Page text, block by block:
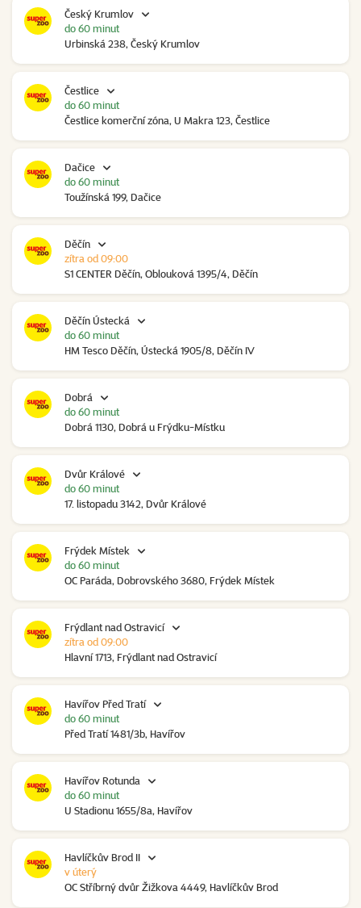
Český Krumlov
Urbinská 238, Český Krumlov
do 60 minut
Čestlice
Čestlice komerční zóna, U Makra 123, Čestlice
do 60 minut
Dačice
Toužínská 199, Dačice
do 60 minut
Děčín
S1 CENTER Děčín, Oblouková 1395/4, Děčín
zítra od 09:00
Děčín Ústecká
HM Tesco Děčín, Ústecká 1905/8, Děčín IV
do 60 minut
Dobrá
Dobrá 1130, Dobrá u Frýdku-Místku
do 60 minut
Dvůr Králové
17. listopadu 3142, Dvůr Králové
do 60 minut
Frýdek Místek
OC Paráda, Dobrovského 3680, Frýdek Místek
do 60 minut
Frýdlant nad Ostravicí
Hlavní 1713, Frýdlant nad Ostravicí
zítra od 09:00
Havířov Před Tratí
Před Tratí 1481/3b, Havířov
do 60 minut
Havířov Rotunda
U Stadionu 1655/8a, Havířov
do 60 minut
Havlíčkův Brod II
OC Stříbrný dvůr Žižkova 4449, Havlíčkův Brod
v úterý